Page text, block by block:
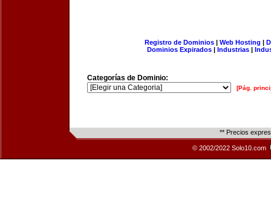
Registro de Dominios| Web Hosting |
Dominios Expirados | Industrias |
Categorías de Dominio:
[Pág.
** Precios
© 2002/2022 Solo10.com